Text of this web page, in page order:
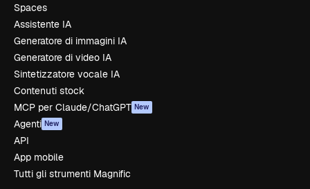
Spaces
Assistente IA
Generatore di immagini IA
Generatore di video IA
Sintetizzatore vocale IA
Contenuti stock
MCP per Claude/ChatGPT New
Agenti New
API
App mobile
Tutti gli strumenti Magnific